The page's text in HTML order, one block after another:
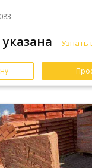
указана Узнать